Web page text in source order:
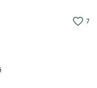
favorite_border 7